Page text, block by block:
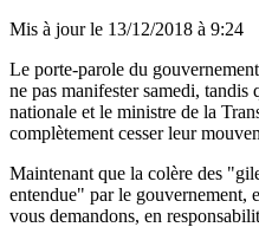
Mis à jour le 13/12/2018 à 9:24
Le porte-parole du
ne pas manifester samedi,
nationale et le ministre de la
complètement cesser leur
Maintenant que la colère des
entendue" par le
vous demandons, en